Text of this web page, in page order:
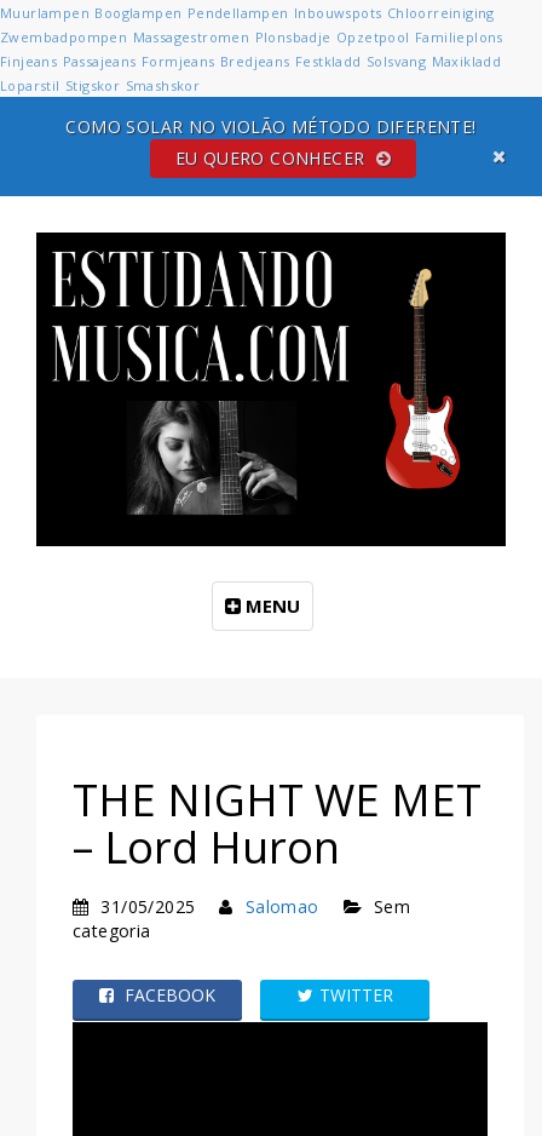
Muurlampen Booglampen Pendellampen Inbouwspots Chloorreiniging
Zwembadpompen Massagestromen Plonsbadje Opzetpool Familieplons
Finjeans Passajeans Formjeans Bredjeans Festkladd Solsvang Maxikladd
Loparstil Stigskor Smashskor
EU QUERO CONHECER
MENU
THE NIGHT WE MET
– Lord Huron
31/05/2025 Salomao
Sem
categoria
FACEBOOK TWITTER